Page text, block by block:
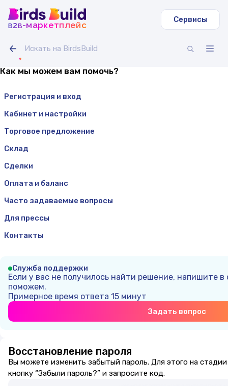
b2b-маркетплейс
Сервисы
Как мы можем вам помочь?
Регистрация и вход
Кабинет и настройки
Торговое предложение
Склад
Сделки
Оплата и баланс
Часто задаваемые вопросы
Для прессы
Контакты
Служба поддержки
Если у вас не получилось найти решение, напишите
поможем.
Примерное время ответа 15 минут
Задать вопрос
Восстановление пароля
Вы можете изменить забытый пароль. Для этого на
кнопку “Забыли пароль?” и запросите код.